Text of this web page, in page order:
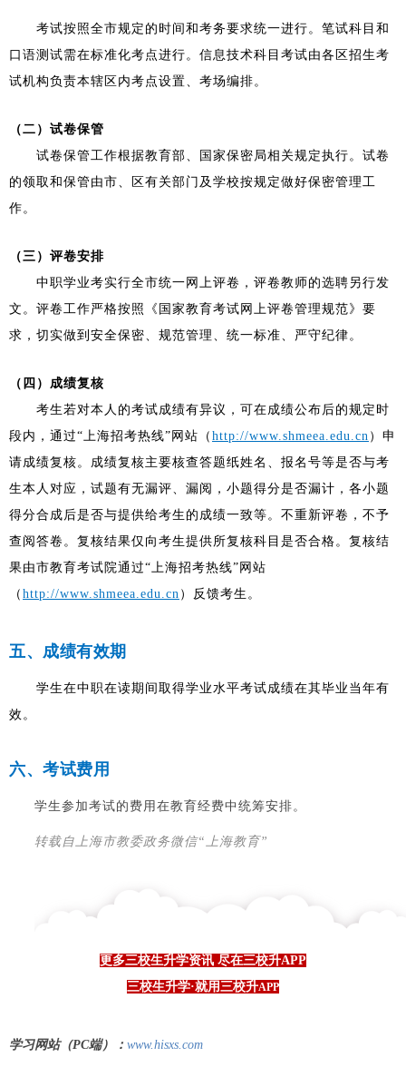
考试按照全市规定的时间和考务要求统一进行。笔试科目和
口语测试需在标准化考点进行。信息技术科目考试由各区招生考
试机构负责本辖区内考点设置、考场编排。
（二）试卷保管
试卷保管工作根据教育部、国家保密局相关规定执行。试卷
的领取和保管由市、区有关部门及学校按规定做好保密管理工
作。
（三）评卷安排
中职学业考实行全市统一网上评卷，评卷教师的选聘另行发
文。评卷工作严格按照《国家教育考试网上评卷管理规范》要
求，切实做到安全保密、规范管理、统一标准、严守纪律。
（四）成绩复核
考生若对本人的考试成绩有异议，可在成绩公布后的规定时
段内，通过“上海招考热线”网站（ http://www.shmeea.edu.cn ）申
请成绩复核。成绩复核主要核查答题纸姓名、报名号等是否与考
生本人对应，试题有无漏评、漏阅，小题得分是否漏计，各小题
得分合成后是否与提供给考生的成绩一致等。不重新评卷，不予
查阅答卷。复核结果仅向考生提供所复核科目是否合格。复核结
果由市教育考试院通过“上海招考热线”网站
（ http://www.shmeea.edu.cn ）反馈考生。
五、成绩有效期
学生在中职在读期间取得学业水平考试成绩在其毕业当年有
效。
六、考试费用
学生参加考试的费用在教育经费中统筹安排。
转载自上海市教委政务微信“上海教育”
更多三校生升学资讯 尽在三校升APP
三校生升学·就用三校升APP
学习网站（PC端）： www.hisxs.com